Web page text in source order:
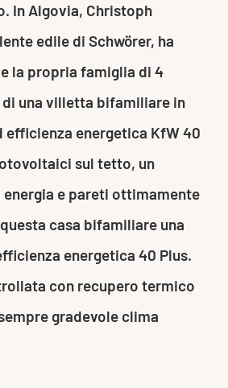
In Algovia, Christoph
edile di Schwörer, ha
la propria famiglia di 4
di una villetta bifamiliare in
efficienza energetica KfW 40
sul tetto, un
e pareti ottimamente
casa bifamiliare una
energetica 40 Plus.
con recupero termico
gradevole clima